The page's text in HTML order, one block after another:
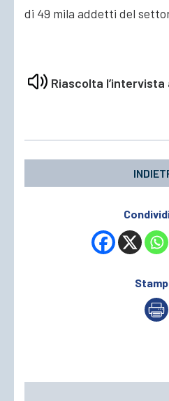
di 49 mila addetti del
Riascolta